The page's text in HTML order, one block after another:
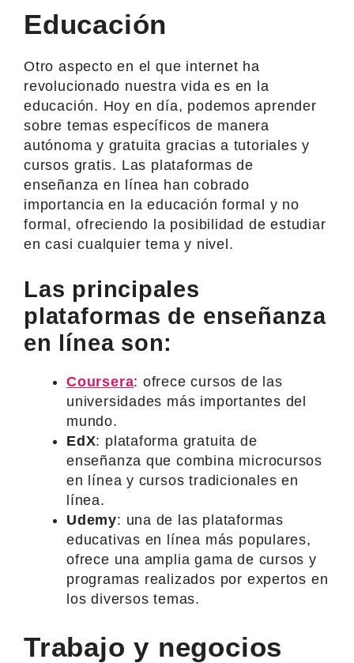
Educación
Otro aspecto en el que internet ha
revolucionado nuestra vida es en la
educación. Hoy en día, podemos aprender
sobre temas específicos de manera
autónoma y gratuita gracias a tutoriales y
cursos gratis. Las plataformas de
enseñanza en línea han cobrado
importancia en la educación formal y no
formal, ofreciendo la posibilidad de estudiar
en casi cualquier tema y nivel.
Las principales
plataformas de enseñanza
en línea son:
Coursera: ofrece cursos de las
universidades más importantes del
mundo.
EdX: plataforma gratuita de
enseñanza que combina microcursos
en línea y cursos tradicionales en
línea.
Udemy: una de las plataformas
educativas en línea más populares,
ofrece una amplia gama de cursos y
programas realizados por expertos en
los diversos temas.
Trabajo y negocios